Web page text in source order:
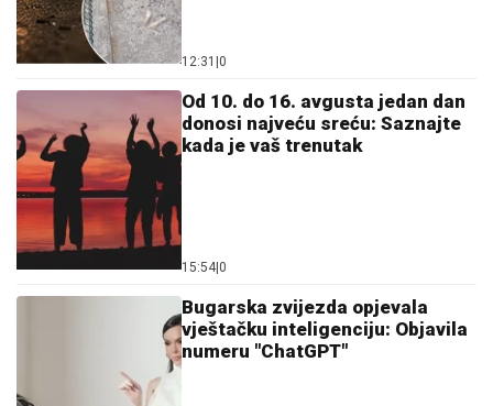
12:31 0
Od 10. do 16. avgusta jedan dan
donosi najveću sreću: Saznajte
kada je vaš trenutak
15:54 0
Bugarska zvijezda opjevala
vještačku inteligenciju: Objavila
numeru "ChatGPT"